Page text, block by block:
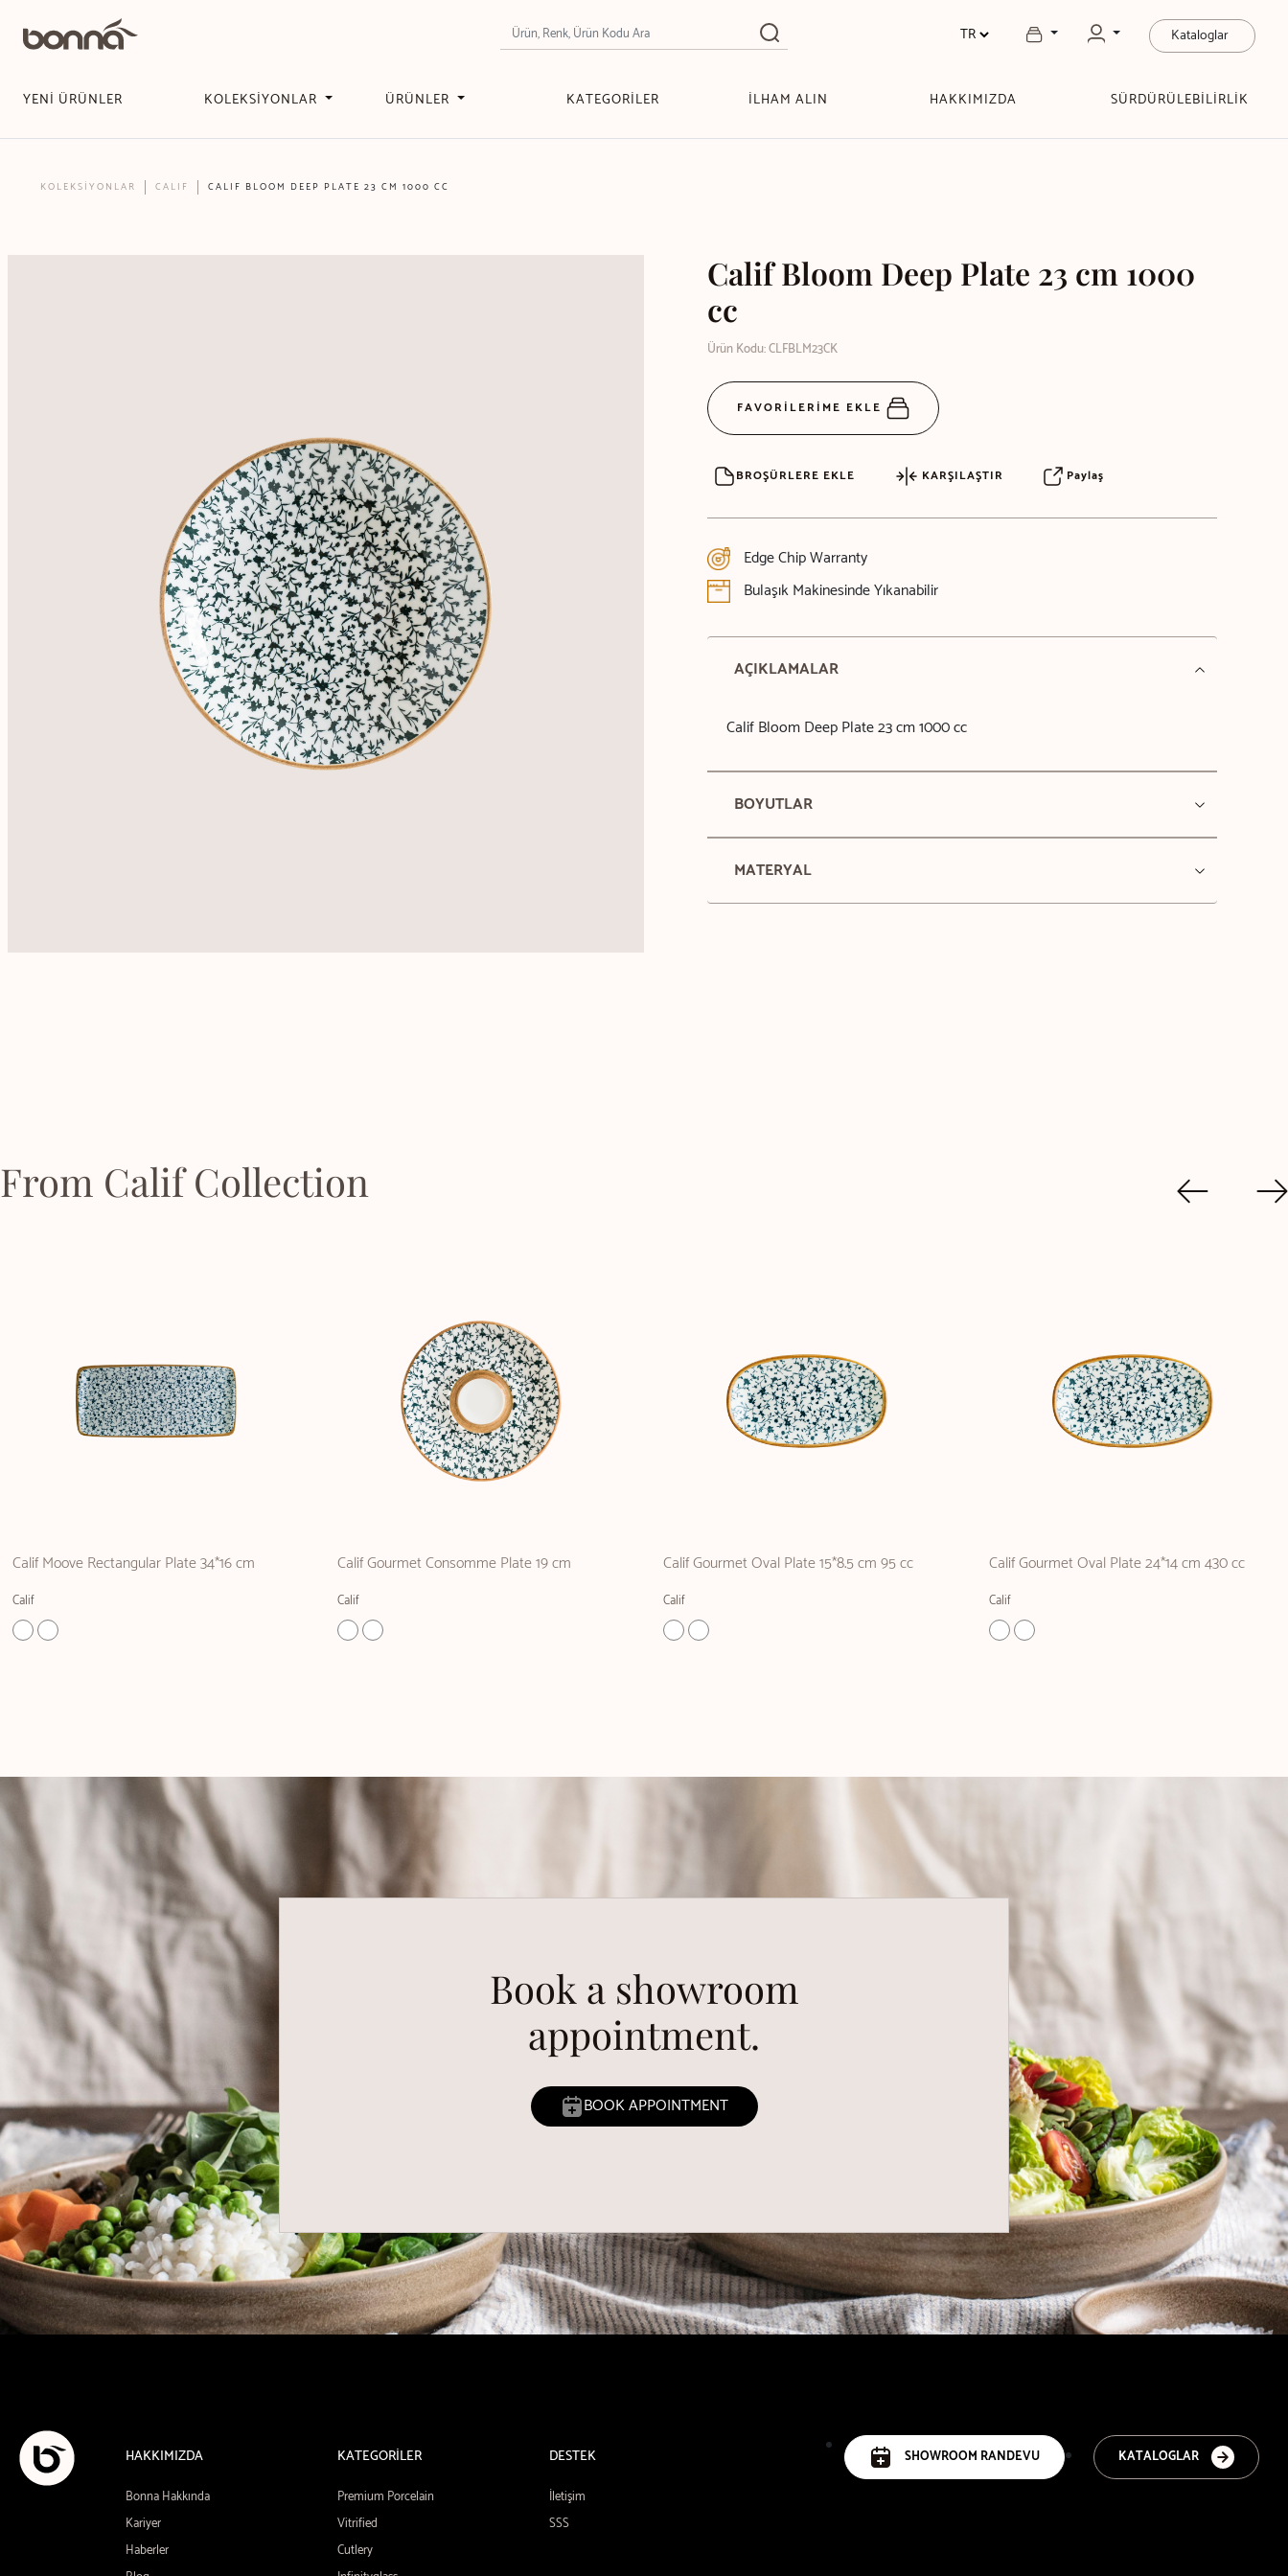
Kataloglar
YENİ ÜRÜNLER KOLEKSİYONLAR ÜRÜNLER KATEGORİLER İLHAM ALIN HAKKIMIZDA SÜRDÜRÜLEBİLİRLİK
KOLEKSİYONLAR CALIF CALIF BLOOM DEEP PLATE 23 CM 1000 CC
Calif Bloom Deep Plate 23 cm 1000
cc
Ürün Kodu: CLFBLM23CK
FAVORİLERİME EKLE
BROŞÜRLERE EKLE KARŞILAŞTIR Paylaş
Edge Chip Warranty
Bulaşık Makinesinde Yıkanabilir
AÇIKLAMALAR
Calif Bloom Deep Plate 23 cm 1000 cc
BOYUTLAR
MATERYAL
From Calif Collection
Calif Moove Rectangular Plate 34*16 cm
Calif
Calif Gourmet Consomme Plate 19 cm
Calif
Calif Gourmet Oval Plate 15*8.5 cm 95 cc
Calif
Calif Gourmet Oval Plate 24*14 cm 430 cc
Calif
Book a showroom
appointment.
BOOK APPOINTMENT
HAKKIMIZDA
Bonna Hakkında
Kariyer
Haberler
KATEGORİLER
Premium Porcelain
Vitrified
Cutlery
DESTEK
İletişim
SSS
KATALOGLAR
SHOWROOM RANDEVU